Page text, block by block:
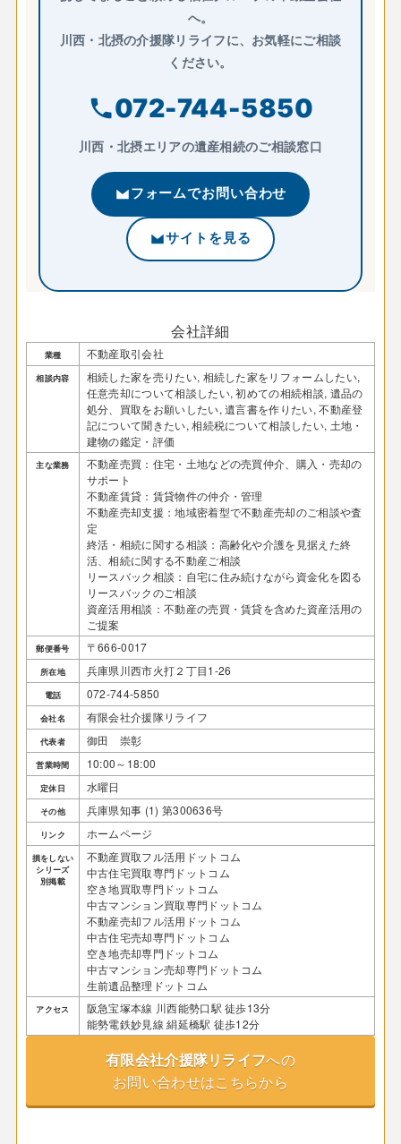
へ。
川西・北摂の介援隊リライフに、お気軽にご相談
ください。
072-744-5850
川西・北摂エリアの遺産相続のご相談窓口
フォームでお問い合わせ
サイトを見る
会社詳細
業種 不動産取引会社
相談内容
相続した家を売りたい, 相続した家をリフォームしたい,
任意売却について相談したい, 初めての相続相談, 遺品の
処分、買取をお願いしたい, 遺言書を作りたい, 不動産登
記について聞きたい, 相続税について相談したい, 土地・
建物の鑑定・評価
主な業務
不動産売買：住宅・土地などの売買仲介、購入・売却の
サポート
不動産賃貸：賃貸物件の仲介・管理
不動産売却支援：地域密着型で不動産売却のご相談や査
定
終活・相続に関する相談：高齢化や介護を見据えた終
活、相続に関する不動産ご相談
リースバック相談：自宅に住み続けながら資金化を図る
リースバックのご相談
資産活用相談：不動産の売買・賃貸を含めた資産活用の
ご提案
郵便番号 〒666-0017
所在地 兵庫県川西市火打２丁目1-26
電話 072-744-5850
会社名 有限会社介援隊リライフ
代表者 御田 崇彰
営業時間 10:00～18:00
定休日 水曜日
その他 兵庫県知事 (1) 第300636号
リンク ホームページ
損をしない
シリーズ
別掲載
不動産買取フル活用ドットコム
中古住宅買取専門ドットコム
空き地買取専門ドットコム
中古マンション買取専門ドットコム
不動産売却フル活用ドットコム
中古住宅売却専門ドットコム
空き地売却専門ドットコム
中古マンション売却専門ドットコム
生前遺品整理ドットコム
アクセス
阪急宝塚本線 川西能勢口駅 徒歩13分
能勢電鉄妙見線 絹延橋駅 徒歩12分
有限会社介援隊リライフへの
お問い合わせはこちらから